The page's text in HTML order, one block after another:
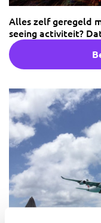
Alles zelf geregeld
seeing activiteit?